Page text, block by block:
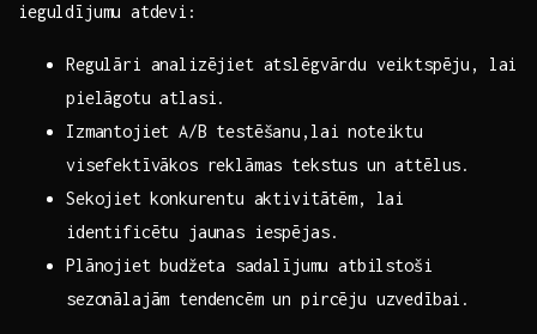
ieguldījumu⁣ atdevi:
Regulāri analizējiet atslēgvārdu veiktspēju, lai
pielāgotu atlasi.
Izmantojiet A/B testēšanu,lai noteiktu‌
visefektīvākos reklāmas tekstus un attēlus.
Sekojiet⁣ konkurentu aktivitātēm, lai
identificētu jaunas iespējas.
Plānojiet ⁤budžeta⁢ sadalījumu‍ atbilstoši
sezonālajām tendencēm un pircēju​ uzvedībai.